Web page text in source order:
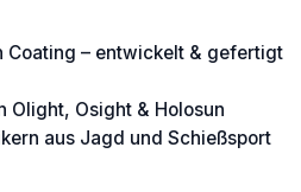
Coating – entwickelt & gefertigt
Olight, Osight & Holosun
aus Jagd und Schießsport